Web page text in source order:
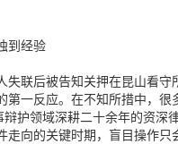
到经验
联后被告知关押在昆山看
一反应。在不知所措中，
护领域深耕二十余年的资深
向的关键时期，盲目操作